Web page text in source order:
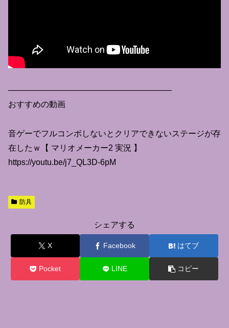
————————————————————
おすすめの動画
音ゲーでフルコンボしないとクリアできないステージが存
在したｗ【 マリオメーカー2 実況 】
https://youtu.be/j7_QL3D-6pM
防具
シェアする
X Facebook はてブ
Pocket LINE コピー